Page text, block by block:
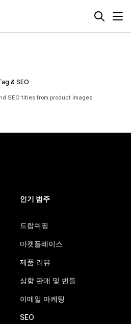
& SEO
SEO titles from product images.
인기 범주
드랍쉬핑
마켓플레이스
제품 리뷰
상향 판매 및 번들
이메일 마케팅
SEO